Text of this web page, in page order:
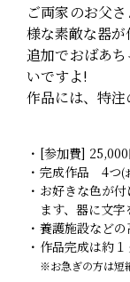
ご両家のお父
様な素敵な器が
追加でおばあ
いですよ!
作品には、特注
[参加費]
完成作品 4つ(
お好きな色が
ます、器に文
養護施設など
作品完成は約１
※お急ぎの方は短